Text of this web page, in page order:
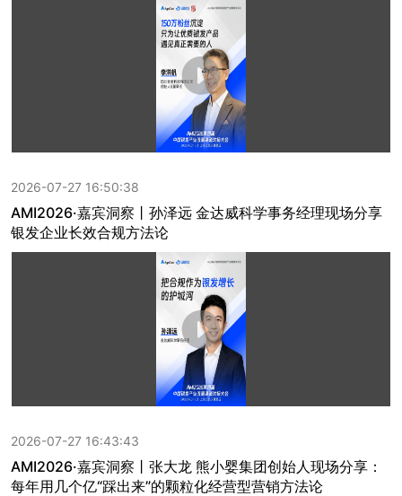
2026-07-27 16:50:38
AMI2026·嘉宾洞察丨孙泽远 金达威科学事务经理现场分享
银发企业长效合规方法论
2026-07-27 16:43:43
AMI2026·嘉宾洞察丨张大龙 熊小婴集团创始人现场分享：
每年用几个亿“踩出来”的颗粒化经营型营销方法论